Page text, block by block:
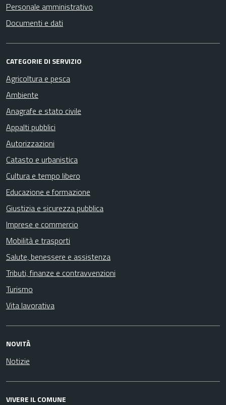
Personale amministrativo
Documenti e dati
CATEGORIE DI SERVIZIO
Agricoltura e pesca
Ambiente
Anagrafe e stato civile
Appalti pubblici
Autorizzazioni
Catasto e urbanistica
Cultura e tempo libero
Educazione e formazione
Giustizia e sicurezza pubblica
Imprese e commercio
Mobilità e trasporti
Salute, benessere e assistenza
Tributi, finanze e contravvenzioni
Turismo
Vita lavorativa
NOVITÀ
Notizie
VIVERE IL COMUNE